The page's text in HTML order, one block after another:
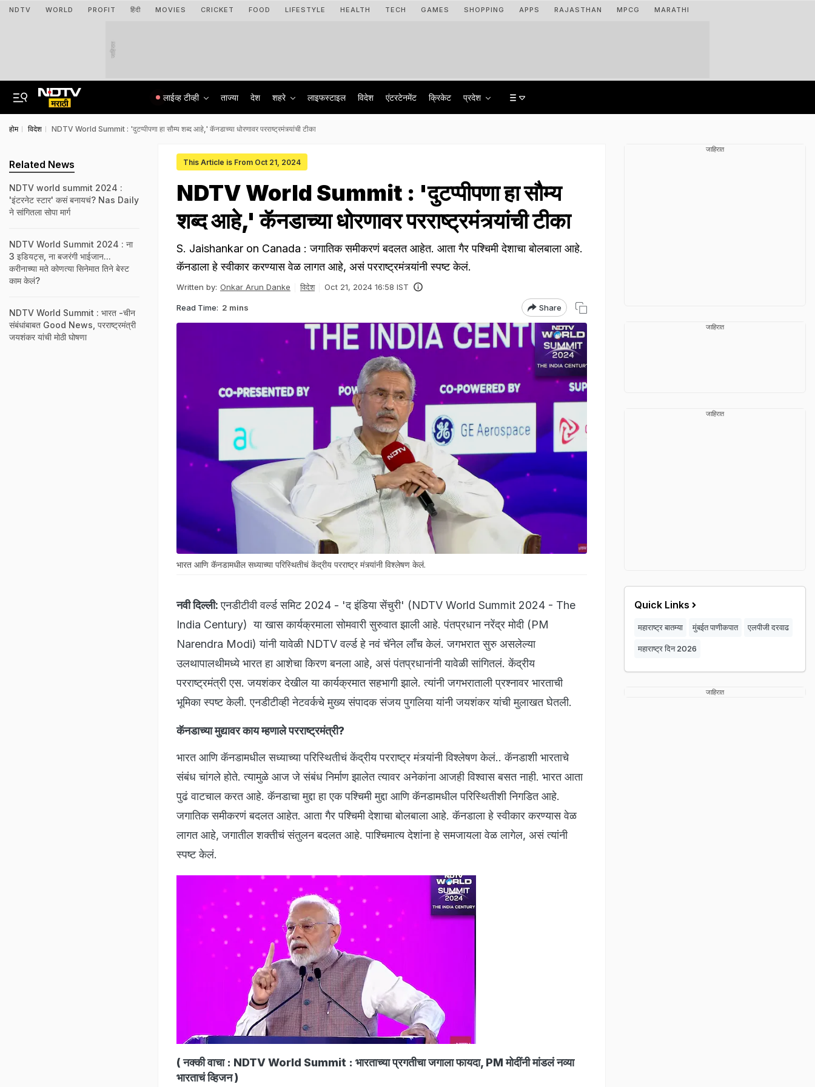
NDTV WORLD PROFIT हिंदी MOVIES CRICKET FOOD LIFESTYLE HEALTH TECH GAMES SHOPPING APPS RAJASTHAN MPCG MARATHI
जाहिरात
लाईव्ह टीव्ही ताज्या देश शहरे लाइफस्टाइल विदेश एंटरटेनमेंट क्रिकेट प्रदेश
होम विदेश NDTV World Summit : 'दुटप्पीपणा हा सौम्य शब्द आहे,' कॅनडाच्या धोरणावर परराष्ट्रमंत्र्यांची टीका
This Article is From Oct 21, 2024
NDTV World Summit : 'दुटप्पीपणा हा सौम्य
शब्द आहे,' कॅनडाच्या धोरणावर परराष्ट्रमंत्र्यांची टीका
S. Jaishankar on Canada : जगातिक समीकरणं बदलत आहेत. आता गैर पश्चिमी देशाचा बोलबाला आहे.
कॅनडाला हे स्वीकार करण्यास वेळ लागत आहे, असं परराष्ट्रमंत्र्यांनी स्पष्ट केलं.
Written by: Onkar Arun Danke विदेश Oct 21, 2024 16:58 IST
Read Time: 2 mins Share
भारत आणि कॅनडामधील सध्याच्या परिस्थितीचं केंद्रीय परराष्ट्र मंत्र्यांनी विश्लेषण केलं.
नवी दिल्ली: एनडीटीवी वर्ल्ड समिट 2024 - 'द इंडिया सेंचुरी' (NDTV World Summit 2024 - The
India Century) या खास कार्यक्रमाला सोमवारी सुरुवात झाली आहे. पंतप्रधान नरेंद्र मोदी (PM
Narendra Modi) यांनी यावेळी NDTV वर्ल्ड हे नवं चॅनेल लाँच केलं. जगभरात सुरु असलेल्या
उलथापालथीमध्ये भारत हा आशेचा किरण बनला आहे, असं पंतप्रधानांनी यावेळी सांगितलं. केंद्रीय
परराष्ट्रमंत्री एस. जयशंकर देखील या कार्यक्रमात सहभागी झाले. त्यांनी जगभराताली प्रश्नावर भारताची
भूमिका स्पष्ट केली. एनडीटीव्ही नेटवर्कचे मुख्य संपादक संजय पुगलिया यांनी जयशंकर यांची मुलाखत घेतली.
कॅनडाच्या मुद्यावर काय म्हणाले परराष्ट्रमंत्री?
भारत आणि कॅनडामधील सध्याच्या परिस्थितीचं केंद्रीय परराष्ट्र मंत्र्यांनी विश्लेषण केलं.. कॅनडाशी भारताचे
संबंध चांगले होते. त्यामुळे आज जे संबंध निर्माण झालेत त्यावर अनेकांना आजही विश्वास बसत नाही. भारत आता
पुढं वाटचाल करत आहे. कॅनडाचा मुद्दा हा एक पश्चिमी मुद्दा आणि कॅनडामधील परिस्थितीशी निगडित आहे.
जगातिक समीकरणं बदलत आहेत. आता गैर पश्चिमी देशाचा बोलबाला आहे. कॅनडाला हे स्वीकार करण्यास वेळ
लागत आहे, जगातील शक्तीचं संतुलन बदलत आहे. पाश्चिमात्य देशांना हे समजायला वेळ लागेल, असं त्यांनी
स्पष्ट केलं.
( नक्की वाचा : NDTV World Summit : भारताच्या प्रगतीचा जगाला फायदा, PM मोदींनी मांडलं नव्या
भारताचं व्हिजन)
Related News
NDTV world summit 2024 :
'इंटरनेट स्टार' कसं बनायचं? Nas Daily
ने सांगितला सोपा मार्ग
NDTV World Summit 2024 : ना
3 इडियट्स, ना बजरंगी भाईजान...
करीनाच्या मते कोणत्या सिनेमात तिने बेस्ट
काम केलं?
NDTV World Summit : भारत -चीन
संबंधांबाबत Good News, परराष्ट्रमंत्री
जयशंकर यांची मोठी घोषणा
जाहिरात
जाहिरात
जाहिरात
Quick Links
महाराष्ट्र बातम्या मुंबईत पाणीकपात एलपीजी दरवाढ
महाराष्ट्र दिन 2026
जाहिरात